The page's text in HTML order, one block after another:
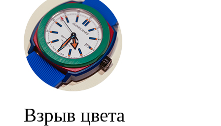
Взрыв цвета